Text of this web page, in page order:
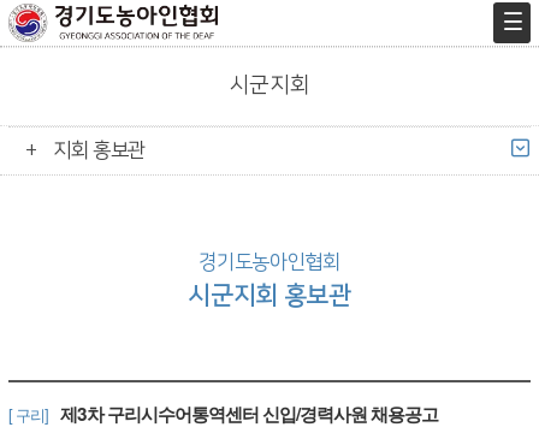
시군지회
지회 홍보관
경기도농아인협회
시군지회 홍보관
[ 구리] 제3차 구리시수어통역센터 신입/경력사원 채용공고